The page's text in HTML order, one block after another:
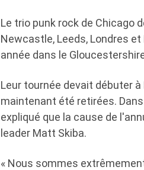
Le trio punk rock de Chicago
Newcastle, Leeds, Londres
année dans le
Leur tournée devait débuter
maintenant été retirées.
expliqué que la cause de
leader Matt Skiba.
« Nous sommes